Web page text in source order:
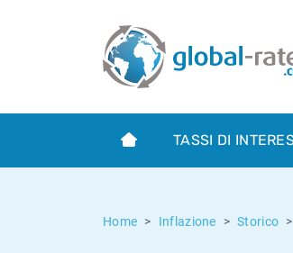
TASSI DI
Home Inflazione Storico
Term SOFR
Cos'è l'inflazione CPI?
Cos'è l'inflazione HICP?
Tassi storici Euribor
Tassi storici di ESTER
Calcolatore dell’inflazione